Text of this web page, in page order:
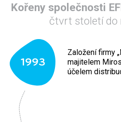
Kořeny společnosti
čtvrt století do
1993
Založení firmy
majitelem
účelem